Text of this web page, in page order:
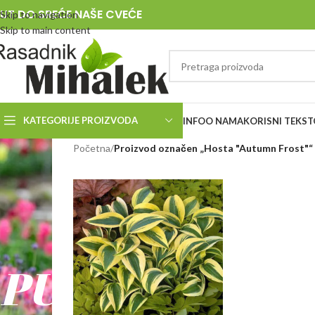
Skip to navigation
Skip to main content
DO SREĆE NAŠE CVEĆE
KATEGORIJE PROIZVODA INFOO NAMAKORISNI
RASADNIK
MIHALEK
PUT
Početna/Proizvod označen „Hosta "Autumn Frost"“